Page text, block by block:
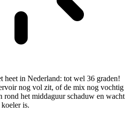
heet in Nederland: tot wel 36 graden!
nog vol zit, of de mix nog vochtig
rond het middaguur schaduw en wacht
is.